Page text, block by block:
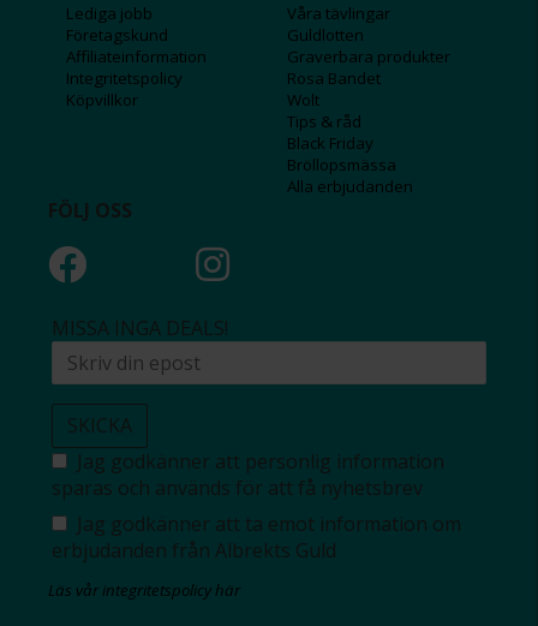
Lediga jobb
Företagskund
Affiliateinformation
Integritetspolicy
Köpvillkor
Våra tävlingar
Guldlotten
Graverbara produkter
Rosa Bandet
Wolt
Tips & råd
Black Friday
Bröllopsmässa
Alla erbjudanden
FÖLJ OSS
MISSA INGA DEALS!
SKICKA
Jag godkänner att personlig information
sparas och används för att få nyhetsbrev
Jag godkänner att ta emot information om
erbjudanden från Albrekts Guld
Läs vår integritetspolicy här